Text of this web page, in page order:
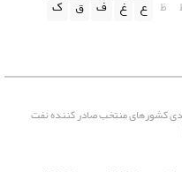
ظ ع غ ف ق ک
کشورهای منتخب صادر کننده نفت